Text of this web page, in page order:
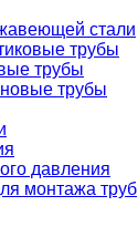
стали
трубы
трубы
трубы
давления
монтажа труб